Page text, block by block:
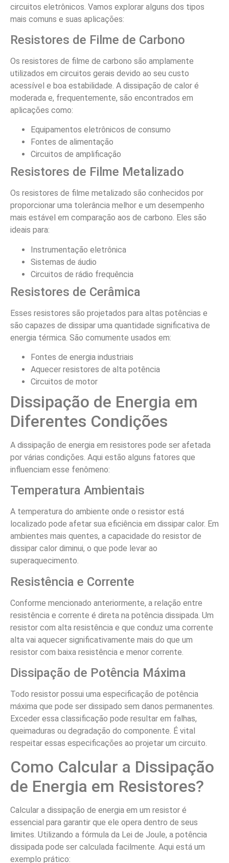
circuitos eletrônicos. Vamos explorar alguns dos tipos
mais comuns e suas aplicações:
Resistores de Filme de Carbono
Os resistores de filme de carbono são amplamente
utilizados em circuitos gerais devido ao seu custo
acessível e boa estabilidade. A dissipação de calor é
moderada e, frequentemente, são encontrados em
aplicações como:
Equipamentos eletrônicos de consumo
Fontes de alimentação
Circuitos de amplificação
Resistores de Filme Metalizado
Os resistores de filme metalizado são conhecidos por
proporcionar uma tolerância melhor e um desempenho
mais estável em comparação aos de carbono. Eles são
ideais para:
Instrumentação eletrônica
Sistemas de áudio
Circuitos de rádio frequência
Resistores de Cerâmica
Esses resistores são projetados para altas potências e
são capazes de dissipar uma quantidade significativa de
energia térmica. São comumente usados em:
Fontes de energia industriais
Aquecer resistores de alta potência
Circuitos de motor
Dissipação de Energia em
Diferentes Condições
A dissipação de energia em resistores pode ser afetada
por várias condições. Aqui estão alguns fatores que
influenciam esse fenômeno:
Temperatura Ambientais
A temperatura do ambiente onde o resistor está
localizado pode afetar sua eficiência em dissipar calor. Em
ambientes mais quentes, a capacidade do resistor de
dissipar calor diminui, o que pode levar ao
superaquecimento.
Resistência e Corrente
Conforme mencionado anteriormente, a relação entre
resistência e corrente é direta na potência dissipada. Um
resistor com alta resistência e que conduz uma corrente
alta vai aquecer significativamente mais do que um
resistor com baixa resistência e menor corrente.
Dissipação de Potência Máxima
Todo resistor possui uma especificação de potência
máxima que pode ser dissipado sem danos permanentes.
Exceder essa classificação pode resultar em falhas,
queimaduras ou degradação do componente. É vital
respeitar essas especificações ao projetar um circuito.
Como Calcular a Dissipação
de Energia em Resistores?
Calcular a dissipação de energia em um resistor é
essencial para garantir que ele opera dentro de seus
limites. Utilizando a fórmula da Lei de Joule, a potência
dissipada pode ser calculada facilmente. Aqui está um
exemplo prático: